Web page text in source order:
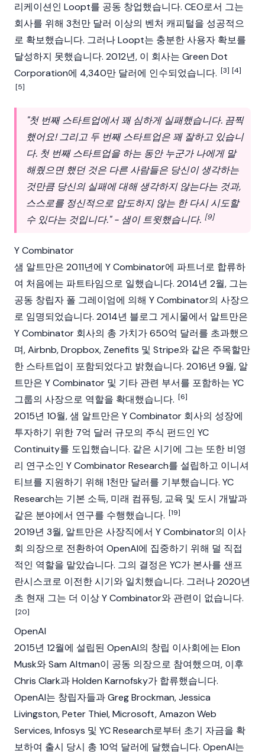
리케이션인 Loopt를 공동 창업했습니다. CEO로서 그는
회사를 위해 3천만 달러 이상의 벤처 캐피털을 성공적으
로 확보했습니다. 그러나 Loopt는 충분한 사용자 확보를
달성하지 못했습니다. 2012년, 이 회사는 Green Dot
Corporation에 4,340만 달러에 인수되었습니다. [3] [4]
[5]
"첫 번째 스타트업에서 꽤 심하게 실패했습니다. 끔찍
했어요! 그리고 두 번째 스타트업은 꽤 잘하고 있습니
다. 첫 번째 스타트업을 하는 동안 누군가 나에게 말
해줬으면 했던 것은 다른 사람들은 당신이 생각하는
것만큼 당신의 실패에 대해 생각하지 않는다는 것과,
스스로를 정신적으로 압도하지 않는 한 다시 시도할
수 있다는 것입니다." - 샘이 트윗했습니다. [9]
Y Combinator
샘 알트만은 2011년에 Y Combinator에 파트너로 합류하
여 처음에는 파트타임으로 일했습니다. 2014년 2월, 그는
공동 창립자 폴 그레이엄에 의해 Y Combinator의 사장으
로 임명되었습니다. 2014년 블로그 게시물에서 알트만은
Y Combinator 회사의 총 가치가 650억 달러를 초과했으
며, Airbnb, Dropbox, Zenefits 및 Stripe와 같은 주목할만
한 스타트업이 포함되었다고 밝혔습니다. 2016년 9월, 알
트만은 Y Combinator 및 기타 관련 부서를 포함하는 YC
그룹의 사장으로 역할을 확대했습니다. [6]
2015년 10월, 샘 알트만은 Y Combinator 회사의 성장에
투자하기 위한 7억 달러 규모의 주식 펀드인 YC
Continuity를 도입했습니다. 같은 시기에 그는 또한 비영
리 연구소인 Y Combinator Research를 설립하고 이니셔
티브를 지원하기 위해 1천만 달러를 기부했습니다. YC
Research는 기본 소득, 미래 컴퓨팅, 교육 및 도시 개발과
같은 분야에서 연구를 수행했습니다. [19]
2019년 3월, 알트만은 사장직에서 Y Combinator의 이사
회 의장으로 전환하여 OpenAI에 집중하기 위해 덜 직접
적인 역할을 맡았습니다. 그의 결정은 YC가 본사를 샌프
란시스코로 이전한 시기와 일치했습니다. 그러나 2020년
초 현재 그는 더 이상 Y Combinator와 관련이 없습니다.
[20]
OpenAI
2015년 12월에 설립된 OpenAI의 창립 이사회에는 Elon
Musk와 Sam Altman이 공동 의장으로 참여했으며, 이후
Chris Clark과 Holden Karnofsky가 합류했습니다.
OpenAI는 창립자들과 Greg Brockman, Jessica
Livingston, Peter Thiel, Microsoft, Amazon Web
Services, Infosys 및 YC Research로부터 초기 자금을 확
보하여 출시 당시 총 10억 달러에 달했습니다. OpenAI는